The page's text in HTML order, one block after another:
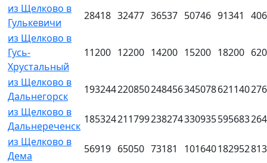
из Щелково в
Гулькевичи
28418 32477 36537 50746 91341
из Щелково в
Гусь-
Хрустальный
11200 12200 14200 15200 18200
из Щелково в
Дальнегорск
193244220850248456345078621140
из Щелково в
Дальнереченск
185324211799238274330935595683
из Щелково в
Дема
56919 65050 73181 101640182952